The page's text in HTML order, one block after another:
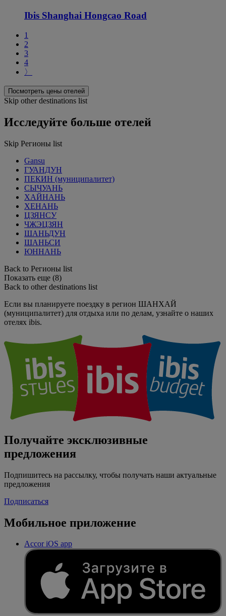
Ibis Shanghai Hongcao Road
1
2
3
4
〉
Посмотреть цены отелей
Skip other destinations list
Исследуйте больше отелей
Skip Регионы list
Gansu
ГУАНДУН
ПЕКИН (муниципалитет)
СЫЧУАНЬ
ХАЙНАНЬ
ХЕНАНЬ
ЦЗЯНСУ
ЧЖЭЦЗЯН
ШАНЬДУН
ШАНЬСИ
ЮННАНЬ
Back to Регионы list
Показать еще (8)
Back to other destinations list
Если вы планируете поездку в регион ШАНХАЙ
(муниципалитет) для отдыха или по делам, узнайте о наших
отелях ibis.
Получайте эксклюзивные
предложения
Подпишитесь на рассылку, чтобы получать наши актуальные
предложения
Подписаться
Мобильное приложение
Accor iOS app